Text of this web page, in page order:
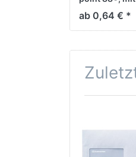
grün
ab 0,64 € *